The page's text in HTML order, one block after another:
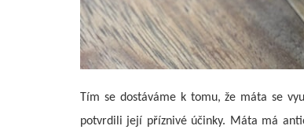
Tím se dostáváme k tomu, že máta se
potvrdili její příznivé účinky. Máta má